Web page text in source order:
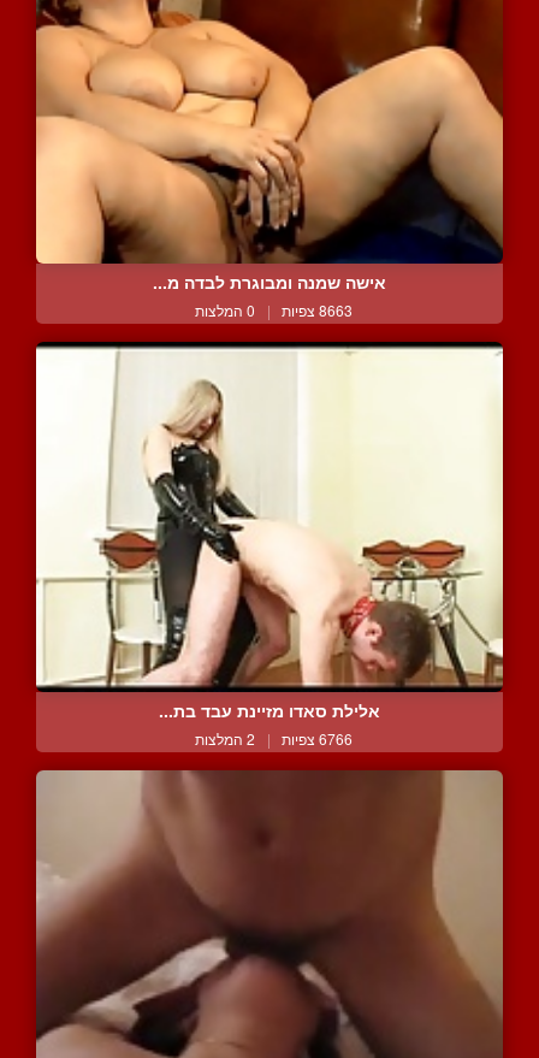
אישה שמנה ומבוגרת לבדה מ...
8663 צפיות | 0 המלצות
אלילת סאדו מזיינת עבד בת...
6766 צפיות | 2 המלצות